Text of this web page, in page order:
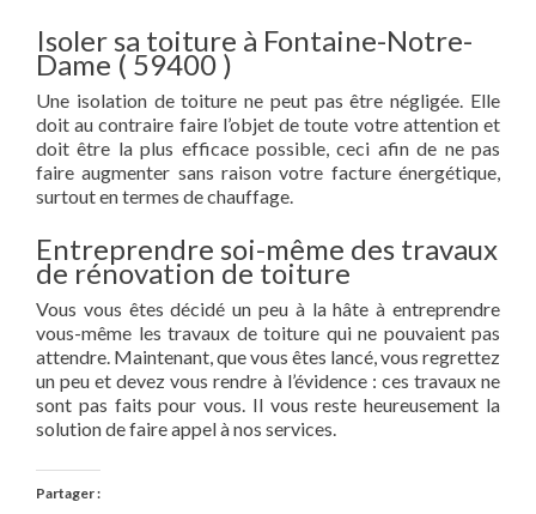
Isoler sa toiture à Fontaine-Notre-
Dame ( 59400 )
Une isolation de toiture ne peut pas être négligée. Elle
doit au contraire faire l’objet de toute votre attention et
doit être la plus efficace possible, ceci afin de ne pas
faire augmenter sans raison votre facture énergétique,
surtout en termes de chauffage.
Entreprendre soi-même des travaux
de rénovation de toiture
Vous vous êtes décidé un peu à la hâte à entreprendre
vous-même les travaux de toiture qui ne pouvaient pas
attendre. Maintenant, que vous êtes lancé, vous regrettez
un peu et devez vous rendre à l’évidence : ces travaux ne
sont pas faits pour vous. Il vous reste heureusement la
solution de faire appel à nos services.
Partager :